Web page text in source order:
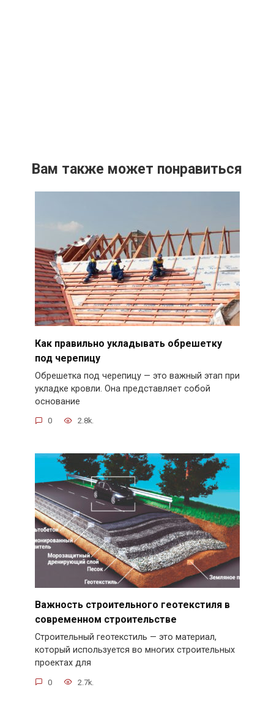
Вам также может понравиться
Как правильно укладывать обрешетку
под черепицу
Обрешетка под черепицу — это важный этап при
укладке кровли. Она представляет собой
основание
0 2.8k.
Важность строительного геотекстиля в
современном строительстве
Строительный геотекстиль — это материал,
который используется во многих строительных
проектах для
0 2.7k.